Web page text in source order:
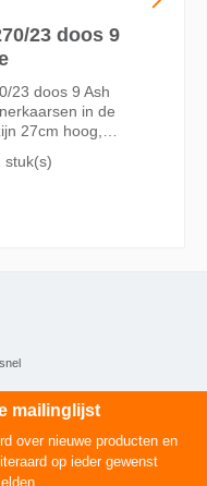
23 doos 9
23 doos 9 Ash
in de
hoog,
stuk(s)
mailinglijst
over nieuwe producten en
op ieder gewenst